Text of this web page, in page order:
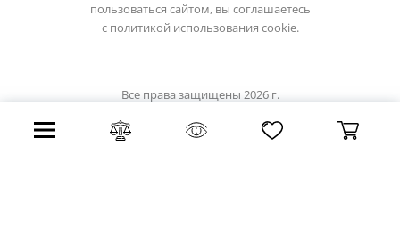
пользоваться сайтом, вы соглашаетесь
с политикой использования cookie.
Все права защищены 2026 г.